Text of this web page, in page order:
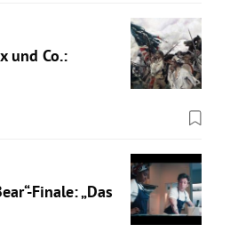
und Co.:
Finale: „Das